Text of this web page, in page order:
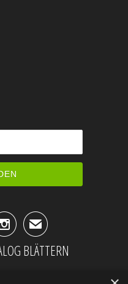
✉
BLÄTTERN